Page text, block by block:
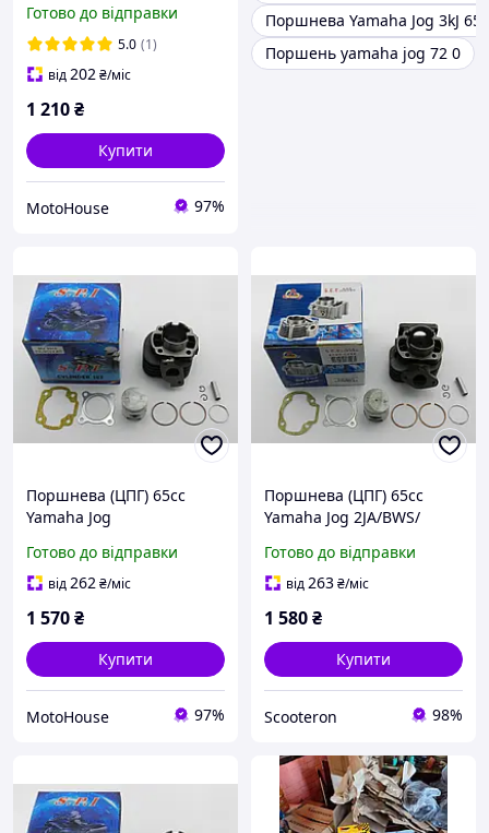
Minarelli 65сс SPI/SEE
(тайвань)
Готово до відправки
5.0 (1)
від202₴/міс
1 210₴
Купити
MotoHouse 97%
Поршнева Yamaha Jog 3kJ 65
Поршень yamaha jog 72 0
Поршнева (ЦПГ) 65cc
Yamaha Jog
, 65cc, SPI (тайвань)
Готово до відправки
від262₴/міс
1 570₴
Купити
MotoHouse 97%
Поршнева (ЦПГ) 65cc
Yamaha Jog 2JA/BWS/
Minarelli 65сс SPI/SEE
(тайвань)
Готово до відправки
від263₴/міс
1 580₴
Купити
Scooteron 98%